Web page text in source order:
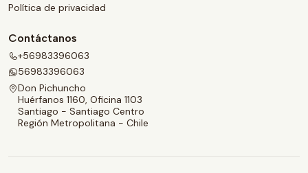
Política de privacidad
Contáctanos
+56983396063
56983396063
Don Pichuncho
Huérfanos 1160, Oficina 1103
Santiago - Santiago Centro
Región Metropolitana - Chile